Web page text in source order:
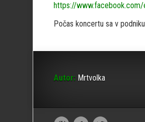
https://
Počas koncertu sa v
Autor: Mrtvolka